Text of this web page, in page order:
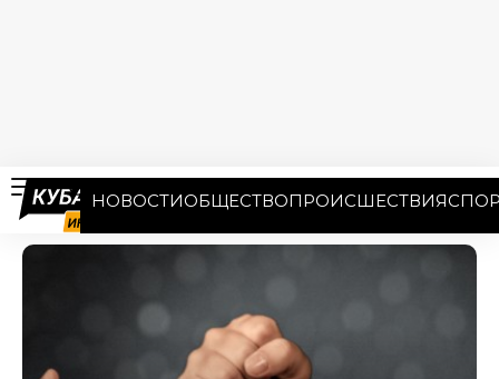
НОВОСТИОБЩЕСТВОПРОИСШЕСТВИЯ